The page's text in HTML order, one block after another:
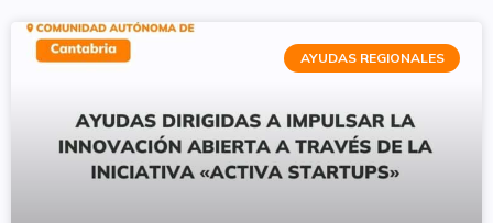
AYUDAS REGIONALES